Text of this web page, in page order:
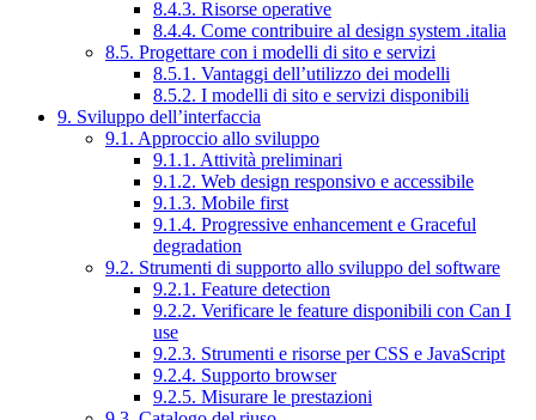
8.4.3. Risorse operative
8.4.4. Come contribuire al design system .italia
8.5. Progettare con i modelli di sito e servizi
8.5.1. Vantaggi dell’utilizzo dei modelli
8.5.2. I modelli di sito e servizi disponibili
9. Sviluppo dell’interfaccia
9.1. Approccio allo sviluppo
9.1.1. Attività preliminari
9.1.2. Web design responsivo e accessibile
9.1.3. Mobile first
9.1.4. Progressive enhancement e Graceful
degradation
9.2. Strumenti di supporto allo sviluppo del software
9.2.1. Feature detection
9.2.2. Verificare le feature disponibili con Can I
use
9.2.3. Strumenti e risorse per CSS e JavaScript
9.2.4. Supporto browser
9.2.5. Misurare le prestazioni